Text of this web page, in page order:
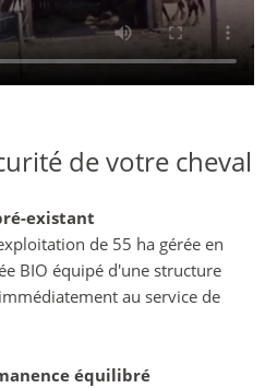
de votre cheval
existant
de 55 ha gérée en
BIO équipé d'une structure
au service de
équilibré